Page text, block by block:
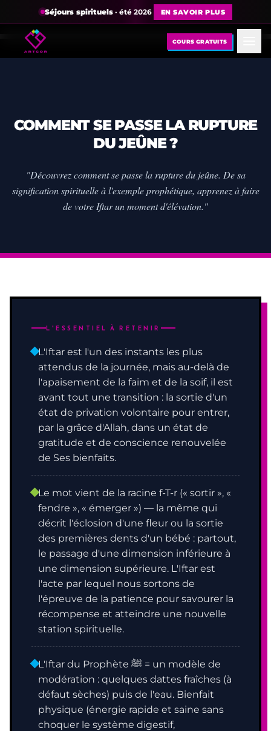
Séjours spirituels· été 2026 EN SAVOIR PLUS
COURS GRATUITS
COMMENT SE PASSE LA RUPTURE
DU JEÛNE ?
"Découvrez comment se passe la rupture du jeûne. De sa
signification spirituelle à l'exemple prophétique, apprenez à faire
de votre Iftar un moment d'élévation."
L'ESSENTIEL À RETENIR
L'Iftar est l'un des instants les plus
attendus de la journée, mais au-delà de
l'apaisement de la faim et de la soif, il est
avant tout une transition : la sortie d'un
état de privation volontaire pour entrer,
par la grâce d'Allah, dans un état de
gratitude et de conscience renouvelée
de Ses bienfaits.
Le mot vient de la racine f-T-r (« sortir », «
fendre », « émerger ») — la même qui
décrit l'éclosion d'une fleur ou la sortie
des premières dents d'un bébé : partout,
le passage d'une dimension inférieure à
une dimension supérieure. L'Iftar est
l'acte par lequel nous sortons de
l'épreuve de la patience pour savourer la
récompense et atteindre une nouvelle
station spirituelle.
L'Iftar du Prophète ﷺ = un modèle de
modération : quelques dattes fraîches (à
défaut sèches) puis de l'eau. Bienfait
physique (énergie rapide et saine sans
choquer le système digestif,